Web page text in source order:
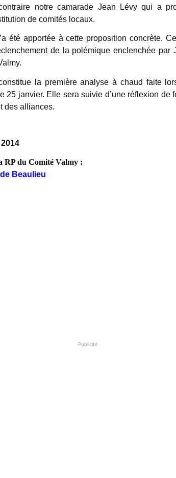
contraire notre camarade Jean Lévy qui a
de comités locaux.
été apportée à cette proposition concrète.
de la polémique enclenchée par
la première analyse à chaud faite
25 janvier. Elle sera suivie d’une réflexion de
des alliances.
RP du Comité Valmy :
Beaulieu
Publicité